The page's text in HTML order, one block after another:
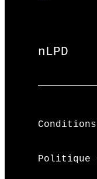
nLPD
Politique